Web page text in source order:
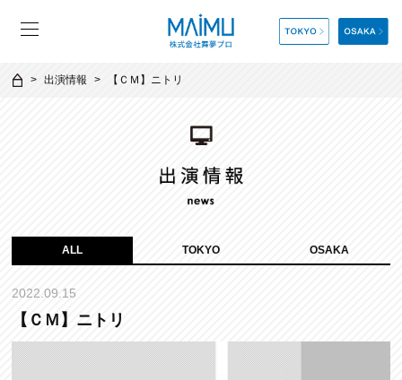
出演情報 【ＣＭ】ニトリ
ALL TOKYO OSAKA
2022.09.15
【ＣＭ】ニトリ